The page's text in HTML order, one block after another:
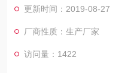
更新时间：2019-08-27
厂商性质：生产厂家
访问量：1422